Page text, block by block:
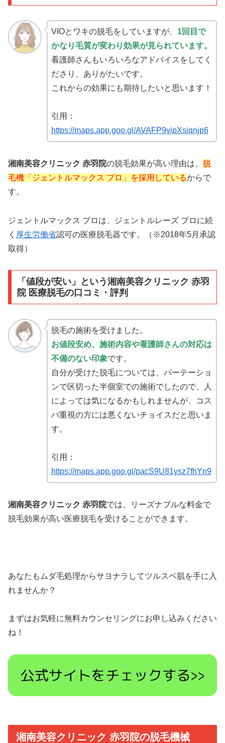
VIOとワキの脱毛をしていますが、 1回目で
かなり毛質が変わり効果が見られています。
看護師さんもいろいろなアドバイスをしてく
ださり、ありがたいです。
これからの効果にも期待したいと思います！
引用：
https://maps.app.goo.gl/AVAFP9vipXsiqnjp6
湘南美容クリニック 赤羽院の脱毛効果が高い理由は、 脱
毛機「ジェントルマックス プロ」を採用しているからで
す。
ジェントルマックス プロは、ジェントルレーズ プロに続
く 厚生労働省認可の医療脱毛器です。（※2018年5月承認
取得）
「値段が安い」 という 湘南美容クリニック 赤羽
院 医療脱毛の口コミ・評判
脱毛の施術を受けました。
お値段安め、施術内容や看護師さんの対応は
不備のない印象です。
自分が受けた脱毛については、パーテーショ
ンで区切った半個室での施術でしたので、人
によっては気になるかもしれませんが、コス
パ重視の方には悪くないチョイスだと思いま
す。
引用：
https://maps.app.goo.gl/pacS9U81ysz7fhYn9
湘南美容クリニック 赤羽院では、リーズナブルな料金で
脱毛効果が高い医療脱毛を受けることができます。
あなたもムダ毛処理からサヨナラしてツルスベ肌を手に入
れませんか？
まずはお気軽に無料カウンセリングにお申し込みください
ね！
湘南美容クリニック 赤羽院の脱毛機械